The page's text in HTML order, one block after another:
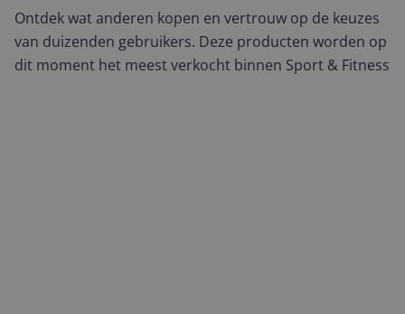
Ontdek wat anderen kopen en vertrouw op de keuzes
van duizenden gebruikers. Deze producten worden op
dit moment het meest verkocht binnen Sport & Fitness